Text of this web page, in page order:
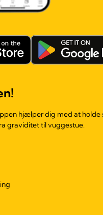
hjælper dig med at holde
graviditet til vuggestue.